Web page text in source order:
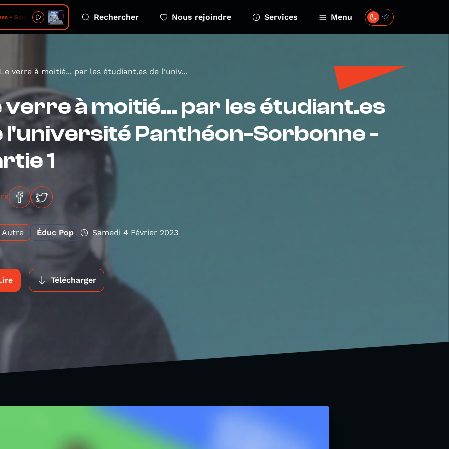
• Soubour Rechercher Nous rejoindre Services Menu
Le verre à moitié... par les étudiant.es de l'univ...
verre à moitié... par les étudiant.es
l'université Panthéon-Sorbonne -
1
Autre Éduc Pop Samedi 4 Février 2023
Télécharger